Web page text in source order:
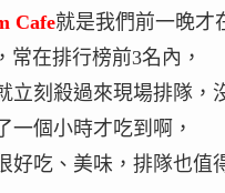
Cafe就是我們前一晚才
常在排行榜前3名內，
立刻殺過來現場排隊，
一個小時才吃到啊，
好吃、美味，排隊也值